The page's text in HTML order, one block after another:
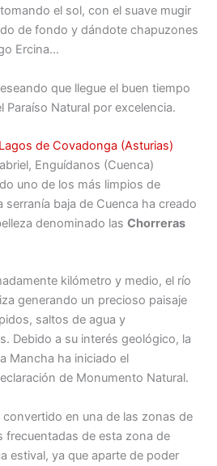
tomando el sol, con el suave mugir
de fondo y dándote chapuzones
Ercina…
que llegue el buen tiempo
Paraíso Natural por excelencia.
Enguídanos (Cuenca)
uno de los más limpios de
serranía baja de Cuenca ha creado
denominado las Chorreras
kilómetro y medio, el río
generando un precioso paisaje
saltos de agua y
Debido a su interés geológico, la
Mancha ha iniciado el
de Monumento Natural.
en una de las zonas de
frecuentadas de esta zona de
estival, ya que aparte de poder